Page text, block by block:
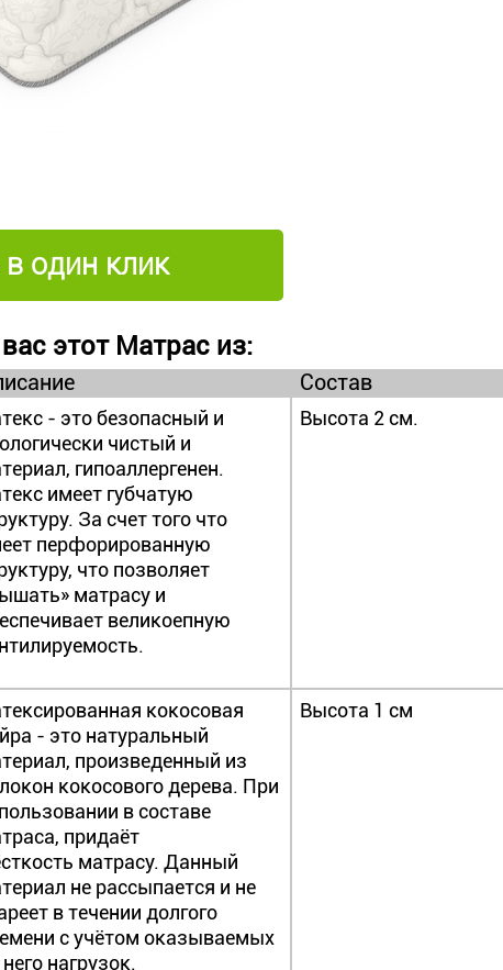
в один клик
этот Матрас из:
Состав
- это безопасный и
чистый и
гипоаллергенен.
имеет губчатую
За счет того что
перфорированную
что позволяет
матрасу и
великоепную
Высота 2 см.
кокосовая
- это натуральный
произведенный из
кокосового дерева. При
в составе
придаёт
матрасу. Данный
не рассыпается и не
в течении долгого
с учётом оказываемых
нагрузок.
Высота 1 см